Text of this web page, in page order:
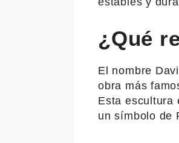
¿Qué
El nombre
obra más
Esta escultura
un símbolo de